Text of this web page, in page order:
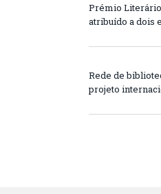
Prémio
atribuído a dois
Rede de
projeto